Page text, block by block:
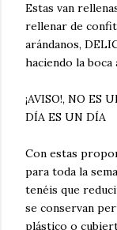
Estas van
rellenar de
arándanos,
haciendo la boca
¡AVISO!, NO ES
DÍA ES UN DÍA
Con estas
para toda la
tenéis que
se conservan
plástico o